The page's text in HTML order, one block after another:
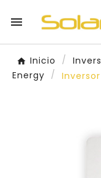

Inicio
Energy